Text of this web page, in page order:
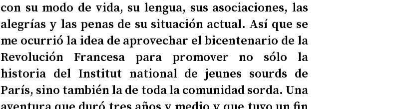
con su modo de vida, su lengua, sus asociaciones, las
alegrías y las penas de su situación actual. Así que se
me ocurrió la idea de aprovechar el bicentenario de la
Revolución Francesa para promover no sólo la
historia del Institut national de jeunes sourds de
París, sino también la de toda la comunidad sorda. Una